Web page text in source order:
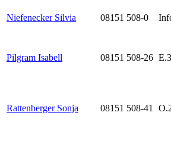
Niefenecker Silvia 08151 508-0
Pilgram Isabell 08151 508-26
Rattenberger Sonja 08151 508-41